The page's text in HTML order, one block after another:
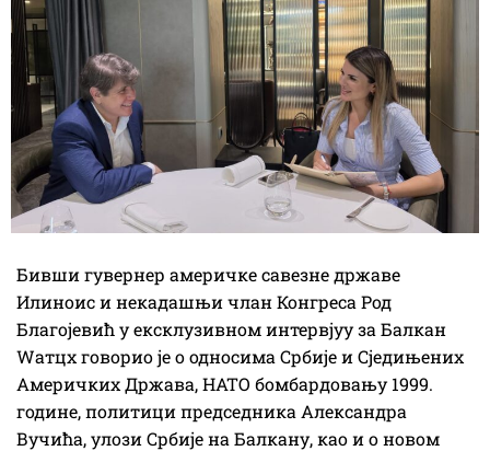
Бивши гувернер америчке савезне државе
Илиноис и некадашњи члан Конгреса Род
Благојевић у ексклузивном интервјуу за Балкан
Wатцх говорио је о односима Србије и Сједињених
Америчких Држава, НАТО бомбардовању 1999.
године, политици председника Александра
Вучића, улози Србије на Балкану, као и о новом